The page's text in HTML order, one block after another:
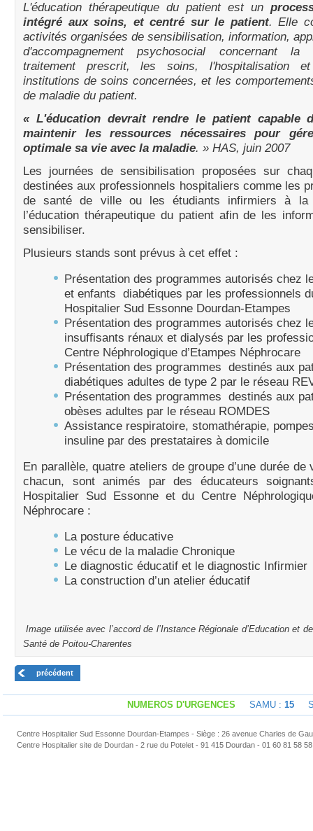
L'éducation thérapeutique du patient est un
intégré aux soins, et centré sur le patient. Elle
activités organisées de sensibilisation, information,
d'accompagnement psychosocial concernant
traitement prescrit, les soins, l'hospitalisation
institutions de soins concernées, et les
de maladie du patient.
« L'éducation devrait rendre le patient capable
maintenir les ressources nécessaires pour
optimale sa vie avec la maladie. » HAS, juin 2007
Les journées de sensibilisation proposées sur
destinées aux professionnels hospitaliers comme les
de santé de ville ou les étudiants infirmiers à la
l’éducation thérapeutique du patient afin de les
sensibiliser.
Plusieurs stands sont prévus à cet effet :
Présentation des programmes autorisés chez
et enfants diabétiques par les professionnels
Hospitalier Sud Essonne Dourdan-Etampes
Présentation des programmes autorisés chez
insuffisants rénaux et dialysés par les
Centre Néphrologique d’Etampes Néphrocare
Présentation des programmes destinés aux
diabétiques adultes de type 2 par le réseau
Présentation des programmes destinés aux
obèses adultes par le réseau ROMDES
Assistance respiratoire, stomathérapie,
insuline par des prestataires à domicile
En parallèle, quatre ateliers de groupe d’une durée de
chacun, sont animés par des éducateurs
Hospitalier Sud Essonne et du Centre
Néphrocare :
La posture éducative
Le vécu de la maladie Chronique
Le diagnostic éducatif et le diagnostic Infirmier
La construction d’un atelier éducatif
Image utilisée avec l’accord de l’Instance Régionale d’Education et
Santé de Poitou-Charentes
précédent
NUMEROS D'URGENCES SAMU : 15
Centre Hospitalier Sud Essonne Dourdan-Etampes - Siège : 26 avenue Charles de
Centre Hospitalier site de Dourdan - 2 rue du Potelet - 91 415 Dourdan - 01 60 81 58 58